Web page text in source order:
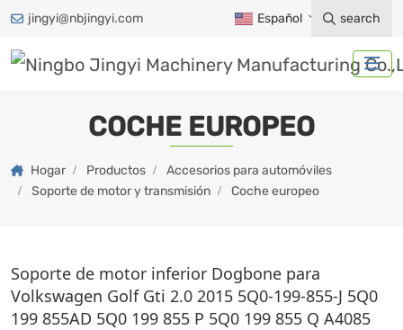
jingyi@nbjingyi.com Español search
COCHE EUROPEO
Hogar Productos
Accesorios para automóviles
Soporte de motor y transmisión
Coche europeo
Soporte de motor inferior Dogbone para
Volkswagen Golf Gti 2.0 2015 5Q0-199-855-J 5Q0
199 855AD 5Q0 199 855 P 5Q0 199 855 Q A4085